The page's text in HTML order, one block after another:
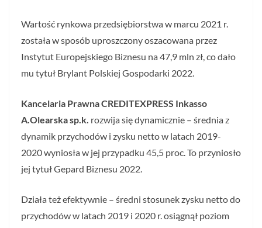
Wartość rynkowa przedsiębiorstwa w marcu 2021 r.
została w sposób uproszczony oszacowana przez
Instytut Europejskiego Biznesu na 47,9 mln zł, co dało
mu tytuł Brylant Polskiej Gospodarki 2022.
Kancelaria PrawnaCREDITEXPRESS Inkasso
A.Olearska sp.k. rozwija się dynamicznie – średnia z
dynamik przychodów i zysku netto w latach 2019-
2020 wyniosła w jej przypadku 45,5 proc. To przyniosło
jej tytuł Gepard Biznesu 2022.
Działa też efektywnie – średni stosunek zysku netto do
przychodów w latach 2019 i 2020 r. osiągnął poziom